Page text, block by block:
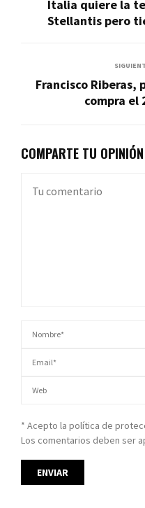
Italia quiere la
Stellantis pero
Francisco Riberas,
compra el
COMPARTE TU OPINIÓN
* Acepto la política de
Los comentarios deben ser